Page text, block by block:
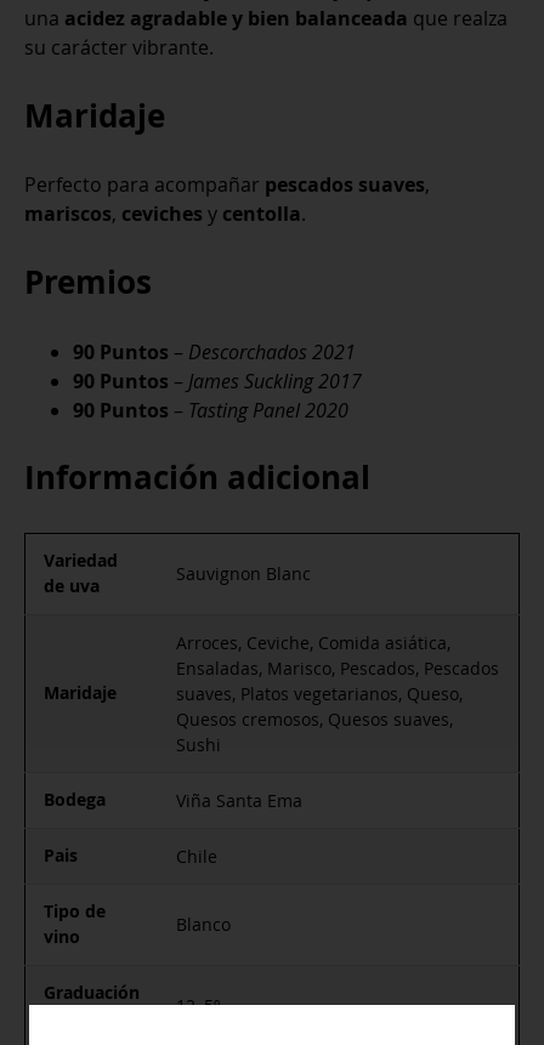
una acidez agradable y bien balanceada que realza
su carácter vibrante.
Maridaje
Perfecto para acompañar pescados suaves,
mariscos, ceviches y centolla.
Premios
90 Puntos – Descorchados 2021
90 Puntos – James Suckling 2017
90 Puntos – Tasting Panel 2020
Información adicional
Variedad
de uva
Sauvignon Blanc
Maridaje
Arroces, Ceviche, Comida asiática,
Ensaladas, Marisco, Pescados, Pescados
suaves, Platos vegetarianos, Queso,
Quesos cremosos, Quesos suaves,
Sushi
Bodega Viña Santa Ema
Pais Chile
Tipo de
vino
Blanco
Graduación
12, 5º